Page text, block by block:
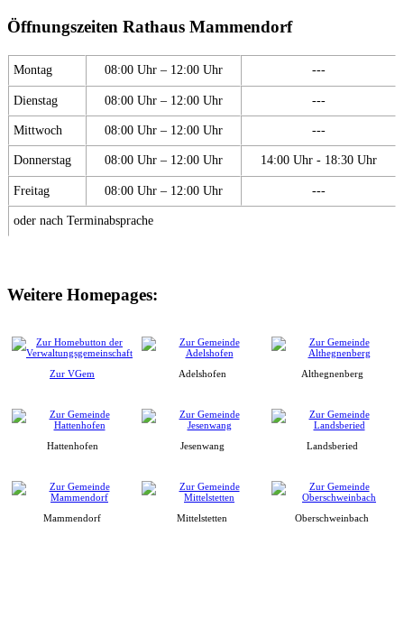
Öffnungszeiten Rathaus Mammendorf
Montag 08:00 Uhr – 12:00 Uhr ---
Dienstag 08:00 Uhr – 12:00 Uhr ---
Mittwoch 08:00 Uhr – 12:00 Uhr ---
Donnerstag 08:00 Uhr – 12:00 Uhr 14:00 Uhr - 18:30 Uhr
Freitag 08:00 Uhr – 12:00 Uhr ---
oder nach Terminabsprache
Weitere Homepages:
Zur VGem Adelshofen Althegnenberg
Hattenhofen Jesenwang Landsberied
Mammendorf Mittelstetten Oberschweinbach